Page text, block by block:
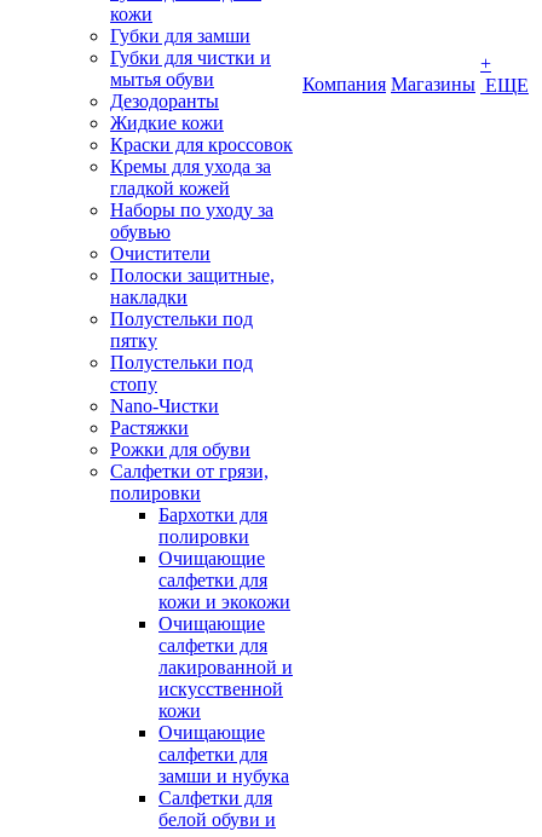
кожи
Губки для замши
Губки для чистки и
мытья обуви
Дезодоранты
Жидкие кожи
Краски для кроссовок
Кремы для ухода за
гладкой кожей
Наборы по уходу за
обувью
Очистители
Полоски защитные,
накладки
Полустельки под
пятку
Полустельки под
стопу
Nano-Чистки
Растяжки
Рожки для обуви
Салфетки от грязи,
полировки
Бархотки для
полировки
Очищающие
салфетки для
кожи и экокожи
Очищающие
салфетки для
лакированной и
искусственной
кожи
Очищающие
салфетки для
замши и нубука
Салфетки для
белой обуви и
Компания Магазины
+
ЕЩЕ